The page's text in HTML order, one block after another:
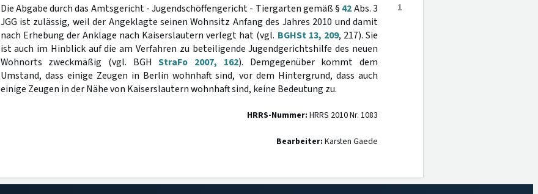
1
Die Abgabe durch das Amtsgericht - Jugendschöffengericht - Tiergarten gemäß §42Abs. 3
JGG ist zulässig, weil der Angeklagte seinen Wohnsitz Anfang des Jahres 2010 und damit
nach Erhebung der Anklage nach Kaiserslautern verlegt hat (vgl. BGHSt 13, 209, 217). Sie
ist auch im Hinblick auf die am Verfahren zu beteiligende Jugendgerichtshilfe des neuen
Wohnorts zweckmäßig (vgl. BGHStraFo 2007, 162). Demgegenüber kommt dem
Umstand, dass einige Zeugen in Berlin wohnhaft sind, vor dem Hintergrund, dass auch
einige Zeugen in der Nähe von Kaiserslautern wohnhaft sind, keine Bedeutung zu.
HRRS-Nummer: HRRS 2010 Nr. 1083
Bearbeiter: Karsten Gaede